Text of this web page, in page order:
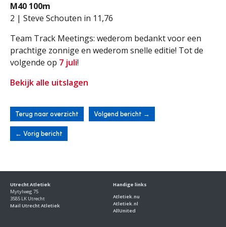
M40 100m
2 | Steve Schouten in 11,76
Team Track Meetings: wederom bedankt voor een
prachtige zonnige en wederom snelle editie! Tot de
volgende op 7 juli!
Bekijk alle uitslagen
Terug naar overzicht Volgend bericht →
← Vorig bericht
Utrecht Atletiek
Mytylweg 75
3585 LK Utrecht
Mail Utrecht Atletiek
Handige links
Atletiek.nu
Atletiek.nl
AllUnited